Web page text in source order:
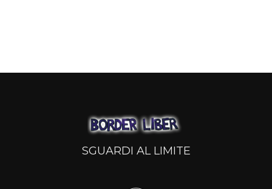
SGUARDI AL LIMITE